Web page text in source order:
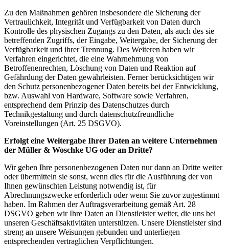
Zu den Maßnahmen gehören insbesondere die Sicherung der
Vertraulichkeit, Integrität und Verfügbarkeit von Daten durch
Kontrolle des physischen Zugangs zu den Daten, als auch des sie
betreffenden Zugriffs, der Eingabe, Weitergabe, der Sicherung der
Verfügbarkeit und ihrer Trennung. Des Weiteren haben wir
Verfahren eingerichtet, die eine Wahrnehmung von
Betroffenenrechten, Löschung von Daten und Reaktion auf
Gefährdung der Daten gewährleisten. Ferner berücksichtigen wir
den Schutz personenbezogener Daten bereits bei der Entwicklung,
bzw. Auswahl von Hardware, Software sowie Verfahren,
entsprechend dem Prinzip des Datenschutzes durch
Technikgestaltung und durch datenschutzfreundliche
Voreinstellungen (Art. 25 DSGVO).
Erfolgt eine Weitergabe Ihrer Daten an weitere Unternehmen
der Müller & Woschke UG oder an Dritte?
Wir geben Ihre personenbezogenen Daten nur dann an Dritte weiter
oder übermitteln sie sonst, wenn dies für die Ausführung der von
Ihnen gewünschten Leistung notwendig ist, für
Abrechnungszwecke erforderlich oder wenn Sie zuvor zugestimmt
haben. Im Rahmen der Auftragsverarbeitung gemäß Art. 28
DSGVO geben wir Ihre Daten an Dienstleister weiter, die uns bei
unseren Geschäftsaktivitäten unterstützen. Unsere Dienstleister sind
streng an unsere Weisungen gebunden und unterliegen
entsprechenden vertraglichen Verpflichtungen.